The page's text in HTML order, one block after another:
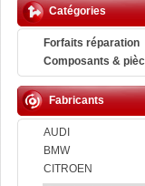
Catégories
Forfaits réparation
Composants &
Fabricants
AUDI
BMW
CITROEN